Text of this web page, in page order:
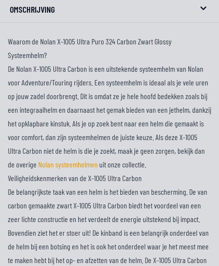
OMSCHRIJVING
Waarom de Nolan X-1005 Ultra Puro 324 Carbon Zwart Glossy
Systeemhelm?
De Nolan X-1005 Ultra Carbon is een uitstekende systeemhelm van Nolan
voor Adventure/Touring rijders. Een systeemhelm is ideaal als je vele uren
op jouw zadel doorbrengt. Dit is omdat ze je hele hoofd bedekken zoals bij
een integraalhelm en daarnaast het gemak bieden van een jethelm, dankzij
het opklapbare kinstuk. Als je op zoek bent naar een helm die gemaakt is
voor comfort, dan zijn systeemhelmen de juiste keuze. Als deze X-1005
Ultra Carbon niet de helm is die je zoekt, maak je geen zorgen, bekijk dan
de overige Nolan systeemhelmen uit onze collectie.
Veiligheidskenmerken van de X-1005 Ultra Carbon
De belangrijkste taak van een helm is het bieden van bescherming. De van
carbon gemaakte zwart X-1005 Ultra Carbon biedt het voordeel van een
zeer lichte constructie en het verdeelt de energie uitstekend bij impact.
Bovendien ziet het er stoer uit! De kinband is een belangrijk onderdeel van
de helm bij een botsing en het is ook het onderdeel waar je het meest mee
te maken hebt bij het op- en afzetten van de helm. De X-1005 Ultra Carbon